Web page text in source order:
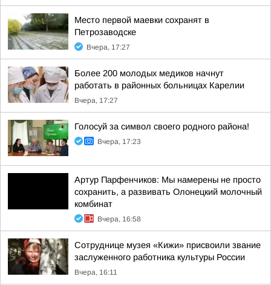
Место первой маевки сохранят в
Петрозаводске
Вчера, 17:27
Более 200 молодых медиков начнут
работать в районных больницах Карелии
Вчера, 17:27
Голосуй за символ своего родного района!
Вчера, 17:23
Артур Парфенчиков: Мы намерены не просто
сохранить, а развивать Олонецкий молочный
комбинат
Вчера, 16:58
Сотруднице музея «Кижи» присвоили звание
заслуженного работника культуры России
Вчера, 16:11